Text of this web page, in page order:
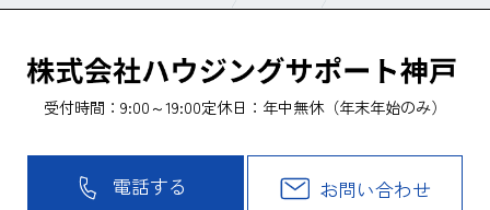
受付時間：9:00～19:00定休日：年中無休（年末年始のみ）
電話する お問い合わせ